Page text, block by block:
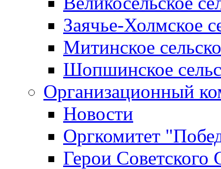
Заячье-Холмское
Митинское
Шопшинское
Организационный
Новости
Оргкомитет
Герои Советского